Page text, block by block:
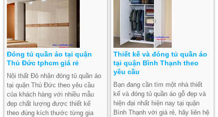
bạn, với kinh nghiệm nhiều năm
trong nghề thi công nội thất gỗ
cho căn hộ chung cư nhà phố,
chúng tôi thi công những tủ quần
áo tủ bếp tủ sách... đảm bảo chất
lượng tốt nhất.
tín chuyên nghiệp và giá rẻ tại
quận gò vấp.
Đóng tủ quần áo tại quận
Thủ Đức tphcm giá rẻ
Nội thất Đỏ nhận đóng tủ quần áo
tại quận Thủ Đức theo yêu cầu
của khách hàng với nhiều mẫu
đẹp chất lượng được thiết kế
theo đúng kích thước từng gia
Thiết kế và đóng tủ quần áo
tại quận Bình Thạnh theo
yêu cầu
Bạn đang cần tìm một nhà thiết
kế và đóng tủ quần áo gỗ đẹp và
hiện đại nhất hiện nay tại quận
Bình Thạnh với giá rẻ, hãy liên hệ